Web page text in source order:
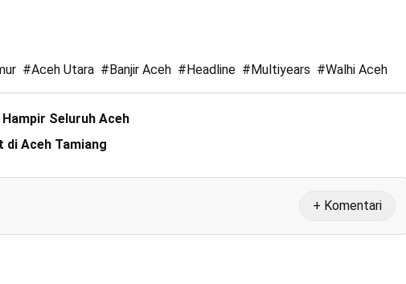
#Aceh Utara #Banjir Aceh #Headline #Multiyears #Walhi Aceh
Seluruh Aceh
di Aceh Tamiang
+ Komentari